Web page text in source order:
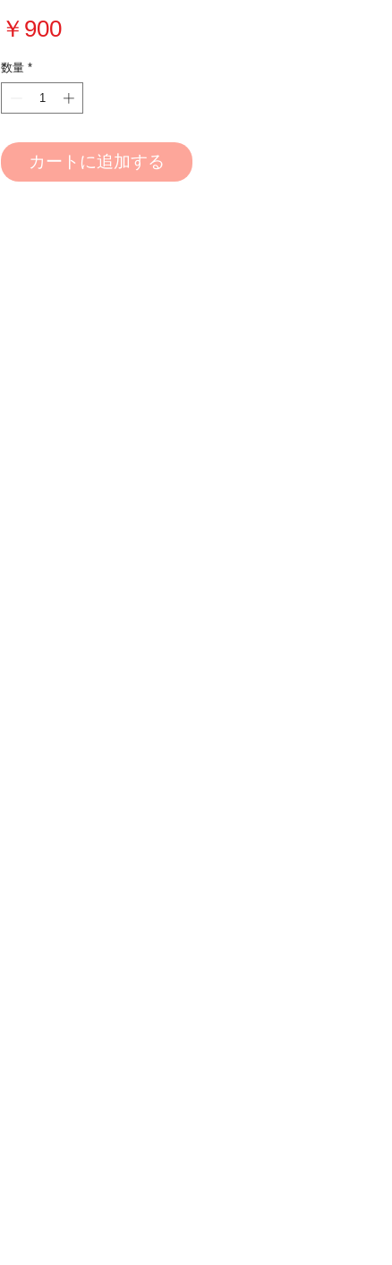
￥900価
数量 *
カートに追加する